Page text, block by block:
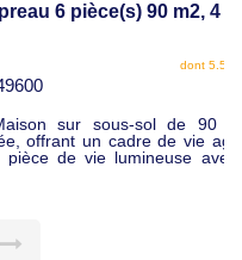
Maison Beaupreau 6 pièce(s) 90 m2, 4 chambres, jardin
dont 5.54% TTC d'honoraires
de 90 m² habitables,
de vie agréable. Elle se
avec salon-séjour,
de détente en famille.